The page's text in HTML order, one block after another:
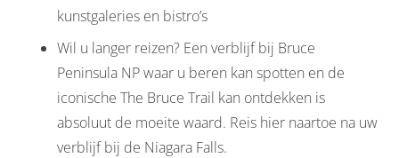
kunstgaleries en bistro’s
Wil u langer reizen? Een verblijf bij Bruce
Peninsula NP waar u beren kan spotten en de
iconische The Bruce Trail kan ontdekken is
absoluut de moeite waard. Reis hier naartoe na uw
verblijf bij de Niagara Falls.